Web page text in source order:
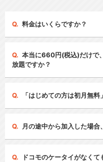
料金はいくらですか？
本当に660円(税込)だけで
放題ですか？
「はじめての方は初月無
月の途中から加入した場合
ドコモのケータイがなくて